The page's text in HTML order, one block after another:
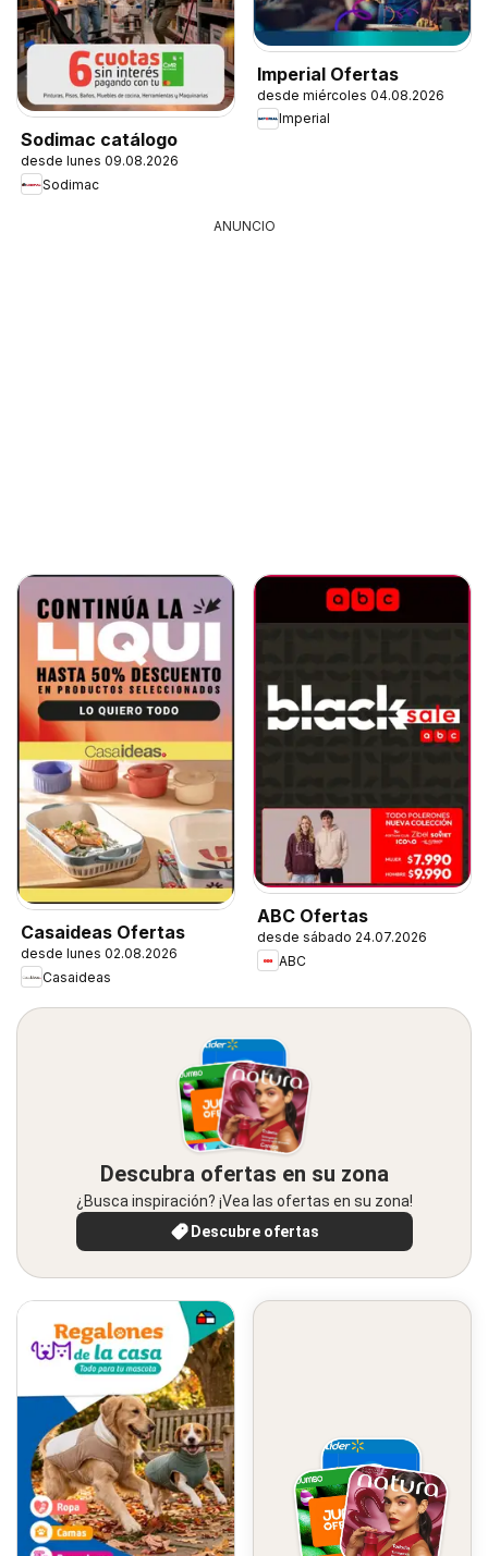
Sodimac catálogo
desde lunes 09.08.2026
Sodimac
Imperial Ofertas
desde miércoles 04.08.2026
Imperial
ANUNCIO
Casaideas Ofertas
desde lunes 02.08.2026
Casaideas
ABC Ofertas
desde sábado 24.07.2026
ABC
Descubra ofertas en su zona
¿Busca inspiración? ¡Vea las ofertas en su zona!
Descubre ofertas